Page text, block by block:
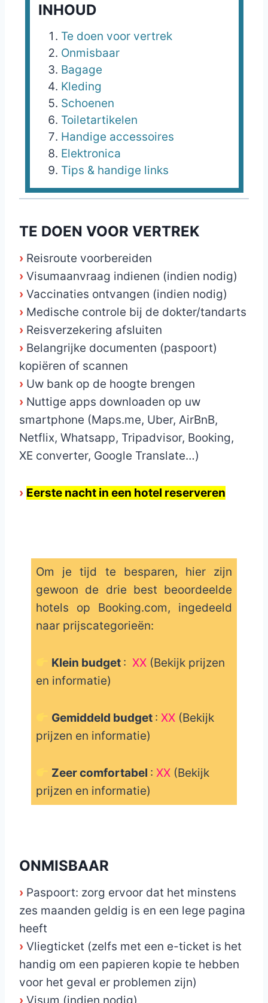
INHOUD
Te doen voor vertrek
Onmisbaar
Bagage
Kleding
Schoenen
Toiletartikelen
Handige accessoires
Elektronica
Tips & handige links
TE DOEN VOOR VERTREK
› Reisroute voorbereiden
› Visumaanvraag indienen (indien nodig)
› Vaccinaties ontvangen (indien nodig)
› Medische controle bij de dokter/tandarts
› Reisverzekering afsluiten
› Belangrijke documenten (paspoort)
kopiëren of scannen
› Uw bank op de hoogte brengen
› Nuttige apps downloaden op uw
smartphone (Maps.me, Uber, AirBnB,
Netflix, Whatsapp, Tripadvisor, Booking,
XE converter, Google Translate…)
› Eerste nacht in een hotel reserveren
Om je tijd te besparen, hier zijn
gewoon de drie best beoordeelde
hotels op Booking.com, ingedeeld
naar prijscategorieën:
Klein budget : XX(Bekijk prijzen
en informatie)
Gemiddeld budget : XX(Bekijk
prijzen en informatie)
Zeer comfortabel : XX(Bekijk
prijzen en informatie)
ONMISBAAR
› Paspoort: zorg ervoor dat het minstens
zes maanden geldig is en een lege pagina
heeft
› Vliegticket (zelfs met een e-ticket is het
handig om een papieren kopie te hebben
voor het geval er problemen zijn)